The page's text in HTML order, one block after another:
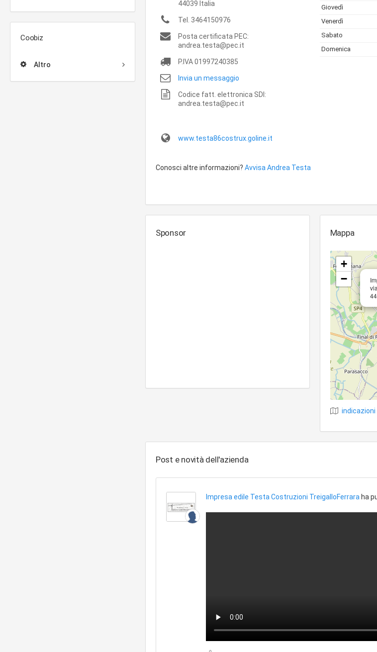
Coobiz
Altro
44039 Italia
Tel. 3464150976
Posta certificata PEC:
andrea.testa@pec.it
P.IVA01997240385
Invia un messaggio
Codice fatt. elettronica SDI:
andrea.testa@pec.it
www.testa86costrux.goline.it
Giovedì
Venerdì
Sabato
Domenica
Conosci altre informazioni? Avvisa Andrea Testa
Sponsor Mappa
+
−
Post e novità dell'azienda
Impresa edile Testa Costruzioni TreigalloFerrara ha